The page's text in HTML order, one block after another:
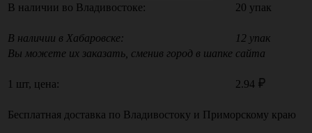
В наличии во Владивостоке: 20 упак
В наличии в Хабаровске:
12 упак
Вы можете их заказать, сменив город в шапке сайта
1 шт, цена: 2.94
Бесплатная доставка по Владивостоку и Приморскому краю